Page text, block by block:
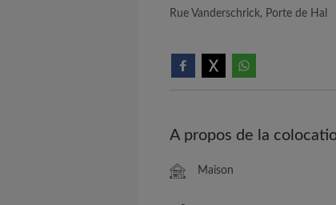
Rue Vanderschrick, Porte de Hal
A propos de la
Maison